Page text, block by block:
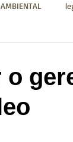
AMBIENTAL